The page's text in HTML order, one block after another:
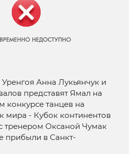
Анна Лукьянчук и
представят Ямал на
конкурсе танцев на
мира - Кубок континентов
с тренером Оксаной Чумак
прибыли в Санкт-